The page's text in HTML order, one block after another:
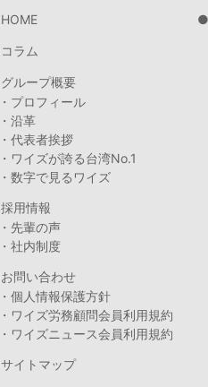
HOME
コラム
グループ概要
・プロフィール
・沿革
・代表者挨拶
・ワイズが誇る台湾No.1
・数字で見るワイズ
採用情報
・先輩の声
・社内制度
お問い合わせ
・個人情報保護方針
・ワイズ労務顧問会員利用規約
・ワイズニュース会員利用規約
サイトマップ